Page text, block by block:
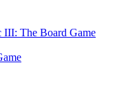
The Board Game